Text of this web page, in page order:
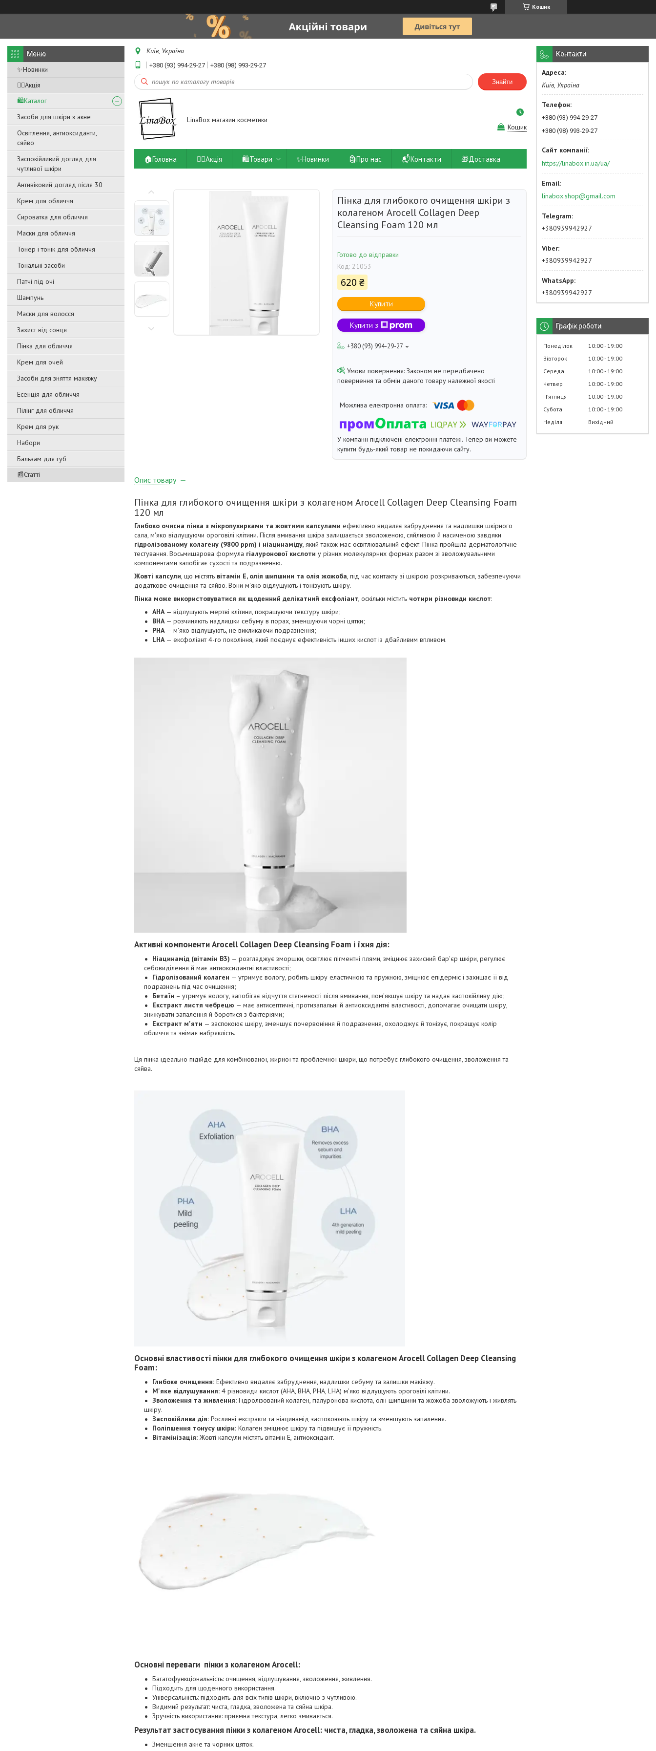
Кошик
✨Новинки
❤️‍🔥Акція
🛍️Каталог
Засоби для шкіри з акне
Освітлення, антиоксиданти,
сяйво
Заспокійливий догляд для
чутливої ​​шкіри
Антивіковий догляд після 30
Крем для обличчя
Сироватка для обличчя
Маски для обличчя
Тонер і тонік для обличчя
Тональні засоби
Патчі під очі
Шампунь
Маски для волосся
Захист від сонця
Пінка для обличчя
Крем для очей
Засоби для зняття макіяжу
Есенція для обличчя
Пілінг для обличчя
Крем для рук
Набори
Бальзам для губ
📰Статті
Київ, Україна
+380 (93) 994-29-27 +380 (98) 993-29-27
Знайти
LinaBox магазин косметики
Кошик
🏠Головна ❤️‍🔥Акція 🛍️Товари ✨Новинки 🗿Про нас 📬Контакти 🎁Доставка
Пінка для глибокого очищення шкіри з
колагеном Arocell Collagen Deep
Cleansing Foam 120 мл
Готово до відправки
Код: 21053
620 ₴
Купити
Купити з
+380 (93) 994-29-27
Законом не передбачено
повернення та обмін даного товару належної якості
У компанії підключені електронні платежі. Тепер ви можете
купити будь-який товар не покидаючи сайту.
Опис товару
Пінка для глибокого очищення шкіри з колагеном Arocell Collagen Deep Cleansing Foam
120 мл
Глибоко очисна пінка з мікропухирками та жовтими капсулами ефективно видаляє забруднення та надлишки шкірного
сала, м'яко відлущуючи ороговілі клітини. Після вмивання шкіра залишається зволоженою, сяйливою й насиченою завдяки
гідролізованому колагену (9800 ppm) і ніацинаміду, який також має освітлювальний ефект. Пінка пройшла дерматологічне
тестування. Восьмишарова формула гіалуронової кислоти у різних молекулярних формах разом зі зволожувальними
компонентами запобігає сухості та подразненню.
Жовті капсули, що містять вітамін Е, олія шипшини та олія жожоба, під час контакту зі шкірою розкриваються, забезпечуючи
додаткове очищення та сяйво. Вони м'яко відлущують і тонізують шкіру.
Пінка може використовуватися як щоденний делікатний ексфоліант, оскільки містить чотири різновиди кислот:
AHA— відлущують мертві клітини, покращуючи текстуру шкіри;
BHA— розчиняють надлишки себуму в порах, зменшуючи чорні цятки;
PHA— м'яко відлущують, не викликаючи подразнення;
LHA— ексфоліант 4-го покоління, який поєднує ефективність інших кислот із дбайливим впливом.
Активні компоненти Arocell Collagen Deep Cleansing Foam і їхня дія:
Ніацинамід (вітамін B3) — розгладжує зморшки, освітлює пігментні плями, зміцнює захисний бар'єр шкіри, регулює
себовиділення й має антиоксидантні властивості;
Гідролізований колаген — утримує вологу, робить шкіру еластичною та пружною, зміцнює епідерміс і захищає її від
подразнень під час очищення;
Бетаїн – утримує вологу, запобігає відчуття стягненості після вмивання, пом'якшує шкіру та надає заспокійливу дію;
Екстракт листя чебрецю — має антисептичні, протизапальні й антиоксидантні властивості, допомагає очищати шкіру,
знижувати запалення й боротися з бактеріями;
Екстракт м'яти — заспокоює шкіру, зменшує почервоніння й подразнення, охолоджує й тонізує, покращує колір
обличчя та знімає набряклість.
Ця пінка ідеально підійде для комбінованої, жирної та проблемної шкіри, що потребує глибокого очищення, зволоження та
сяйва.
Основні властивості пінки для глибокого очищення шкіри з колагеном Arocell Collagen Deep Cleansing
Foam:
Глибоке очищення: Ефективно видаляє забруднення, надлишки себуму та залишки макіяжу.
М'яке відлущування: 4 різновиди кислот (AHA, BHA, PHA, LHA) м'яко відлущують ороговілі клітини.
Зволоження та живлення: Гідролізований колаген, гіалуронова кислота, олії шипшини та жожоба зволожують і живлять
шкіру.
Заспокійлива дія: Рослинні екстракти та ніацинамід заспокоюють шкіру та зменшують запалення.
Поліпшення тонусу шкіри: Колаген зміцнює шкіру та підвищує її пружність.
Вітамінізація: Жовті капсули містять вітамін Е, антиоксидант.
Основні переваги пінки з колагеном Arocell:
Багатофункціональність: очищення, відлущування, зволоження, живлення.
Підходить для щоденного використання.
Універсальність: підходить для всіх типів шкіри, включно з чутливою.
Видимий результат: чиста, гладка, зволожена та сяйна шкіра.
Зручність використання: приємна текстура, легко змивається.
Результат застосування пінки з колагеном Arocell: чиста, гладка, зволожена та сяйна шкіра.
Зменшення акне та чорних цяток.
Контакти
Київ, Україна
+380 (93) 994-29-27
+380 (98) 993-29-27
https://linabox.in.ua/ua/
linabox.shop@gmail.com
+380939942927
+380939942927
+380939942927
Графік роботи
Понеділок 10:00 19:00
Вівторок
10:00 19:00
Середа
10:00 19:00
Четвер
10:00 19:00
Пʼятниця
10:00 19:00
Субота
10:00 19:00
Неділя
Вихідний